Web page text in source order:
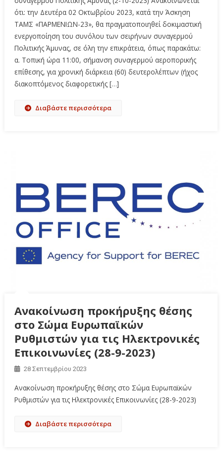
ότι: την Δευτέρα 02 Οκτωβρίου 2023, κατά την Άσκηση
ΤΑΜΣ «ΠΑΡΜΕΝΙΩΝ-23», θα πραγματοποιηθεί δοκιμαστική
ενεργοποίηση του συνόλου των σειρήνων συναγερμού
Πολιτικής Άμυνας, σε όλη την επικράτεια, όπως παρακάτω:
α. Τοπική ώρα 11:00, σήμανση συναγερμού αεροπορικής
επίθεσης, για χρονική διάρκεια (60) δευτερολέπτων (ήχος
διακοπτόμενος διαφορετικής […]
Διαβάστε περισσότερα
Ανακοίνωση προκήρυξης θέσης
στο Σώμα Ευρωπαϊκών
Ρυθμιστών για τις Ηλεκτρονικές
Επικοινωνίες (28-9-2023)
28 Σεπτεμβρίου 2023
Ανακοίνωση προκήρυξης θέσης στο Σώμα Ευρωπαϊκών
Ρυθμιστών για τις Ηλεκτρονικές Επικοινωνίες (28-9-2023)
Διαβάστε περισσότερα